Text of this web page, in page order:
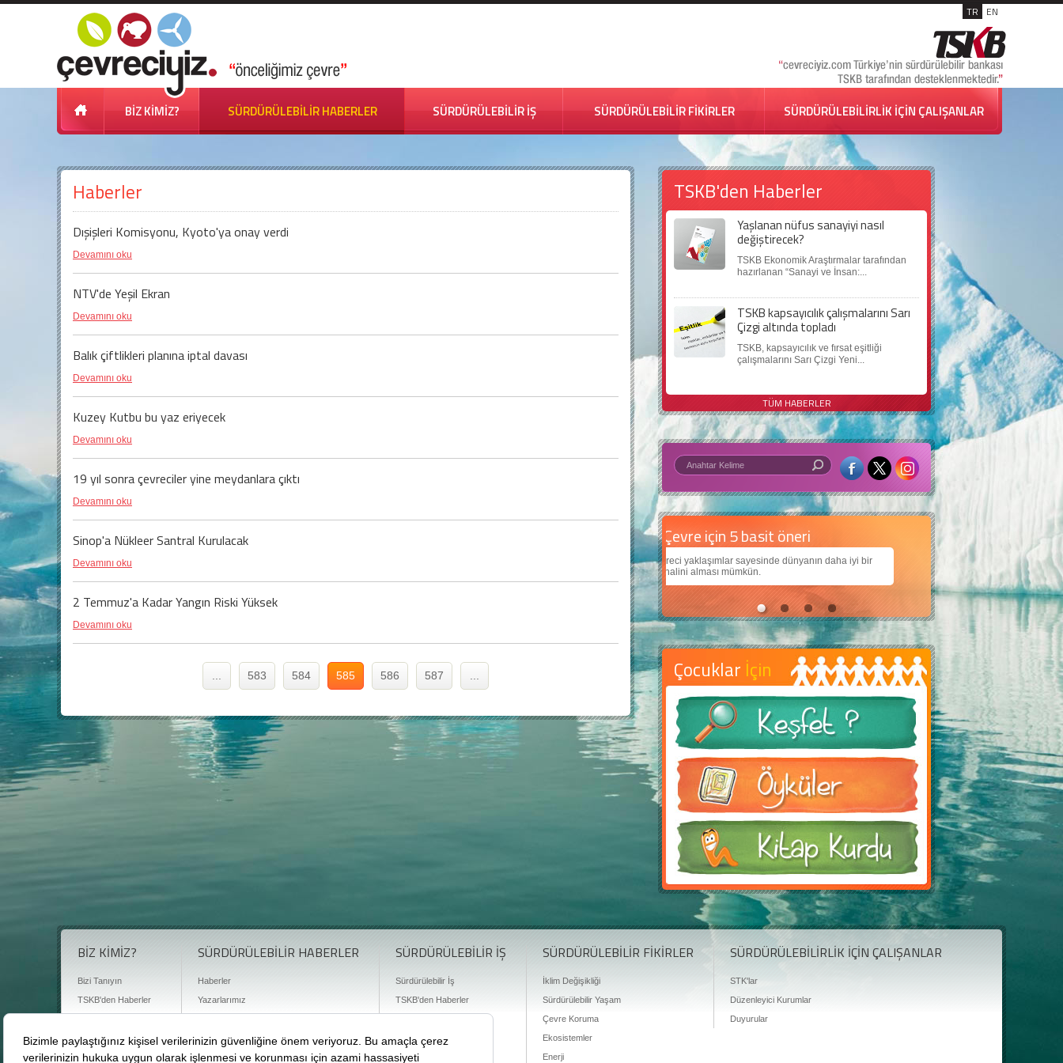
TR EN
BİZ KİMİZ? SÜRDÜRÜLEBİLİR HABERLER SÜRDÜRÜLEBİLİR İŞ SÜRDÜRÜLEBİLİR FİKİRLER SÜRDÜRÜLEBİLİRLİK İÇİN ÇALIŞANLAR
Haberler
Dışişleri Komisyonu, Kyoto'ya onay verdi
Devamını oku
NTV'de Yeşil Ekran
Devamını oku
Balık çiftlikleri planına iptal davası
Devamını oku
Kuzey Kutbu bu yaz eriyecek
Devamını oku
19 yıl sonra çevreciler yine meydanlara çıktı
Devamını oku
Sinop'a Nükleer Santral Kurulacak
Devamını oku
2 Temmuz'a Kadar Yangın Riski Yüksek
Devamını oku
583 584 585 586 587
TSKB'den Haberler
Yaşlanan nüfus sanayiyi nasıl
değiştirecek?
TSKB Ekonomik Araştırmalar tarafından
hazırlanan “Sanayi ve İnsan:...
TSKB kapsayıcılık çalışmalarını Sarı
Çizgi altında topladı
TSKB, kapsayıcılık ve fırsat eşitliği
çalışmalarını Sarı Çizgi Yeni...
TÜM HABERLER
Çevre için 5 basit öneri
sayesinde dünyanın daha iyi bir
Daha iyi bir dünya için yapay zekâ
Çocuklarımıza daha güzel bir dünya bırakabilmek için
teknolojiden nasıl yararlanırız?
Çocuklar İçin
BİZ KİMİZ?
Bizi Tanıyın
TSKB'den Haberler
Basın Odası
Bize Ulaşın
SÜRDÜRÜLEBİLİR HABERLER
Haberler
Yazarlarımız
Sürdürülebilirlik Kütüphanesi
Karbon Sayacı
SÜRDÜRÜLEBİLİR İŞ
Sürdürülebilir İş
TSKB'den Haberler
SÜRDÜRÜLEBİLİR FİKİRLER
İklim Değişikliği
Sürdürülebilir Yaşam
Çevre Koruma
Ekosistemler
Enerji
SÜRDÜRÜLEBİLİRLİK İÇİN ÇALIŞANLAR
STK'lar
Düzenleyici Kurumlar
Duyurular